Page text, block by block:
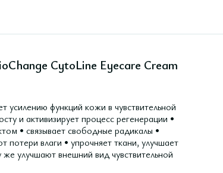
CytoLine Eyecare Cream
усилению функций кожи в чувствительной
и активизирует процесс регенерации •
• связывает свободные радикалы •
влаги • упрочняет ткани, улучшает
улучшают внешний вид чувствительной